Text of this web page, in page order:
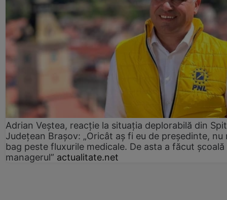
Adrian Veștea, reacție la situația deplorabilă din
Județean Brașov: „Oricât aș fi eu de președinte, nu
bag peste fluxurile medicale. De asta a făcut școală
managerul” actualitate.net